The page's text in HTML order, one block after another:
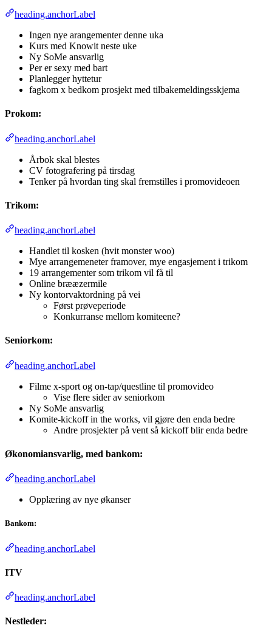
heading.anchorLabel
Ingen nye arangementer denne uka
Kurs med Knowit neste uke
Ny SoMe ansvarlig
Per er sexy med bart
Planlegger hyttetur
fagkom x bedkom prosjekt med tilbakemeldingsskjema
Prokom:
heading.anchorLabel
Årbok skal blestes
CV fotografering på tirsdag
Tenker på hvordan ting skal fremstilles i promovideoen
Trikom:
heading.anchorLabel
Handlet til kosken (hvit monster woo)
Mye arrangemeneter framover, mye engasjement i trikom
19 arrangementer som trikom vil få til
Online brææzermile
Ny kontorvaktordning på vei
Først prøveperiode
Konkurranse mellom komiteene?
Seniorkom:
heading.anchorLabel
Filme x-sport og on-tap/questline til promovideo
Vise flere sider av seniorkom
Ny SoMe ansvarlig
Komite-kickoff in the works, vil gjøre den enda bedre
Andre prosjekter på vent så kickoff blir enda bedre
Økonomiansvarlig, med bankom:
heading.anchorLabel
Opplæring av nye økanser
Bankom:
heading.anchorLabel
ITV
heading.anchorLabel
Nestleder: